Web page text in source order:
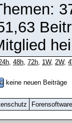
, 48h, 72h, 1W, 2W,
keine neuen